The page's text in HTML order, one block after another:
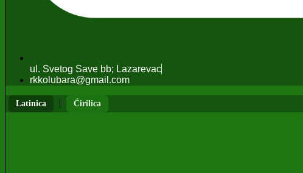
ul. Svetog Save bb; Lazarevac
rkkolubara@gmail.com
Latinica | Ćirilica